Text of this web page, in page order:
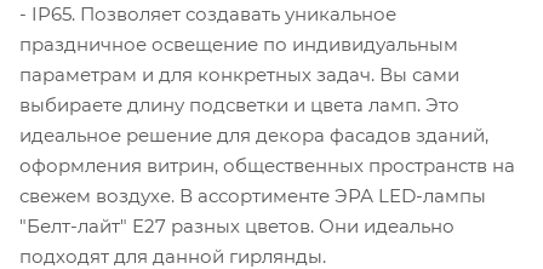
- IP65. Позволяет создавать уникальное
праздничное освещение по индивидуальным
параметрам и для конкретных задач. Вы сами
выбираете длину подсветки и цвета ламп. Это
идеальное решение для декора фасадов зданий,
оформления витрин, общественных пространств на
свежем воздухе. В ассортименте ЭРА LED-лампы
"Белт-лайт" E27 разных цветов. Они идеально
подходят для данной гирлянды.